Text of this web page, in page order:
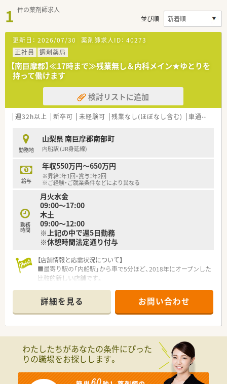
1 件の薬剤師求人
並び順
更新日： 2026/07/30 薬剤師求人ID： 40273
正社員
調剤薬局
【南巨摩郡】≪17時まで≫残業無し＆内科メイン★ゆとりを
持って働けます
検討リストに追加
週32h以上 新卒可 未経験可 残業なし(ほぼなし含む) 車通勤可
勤務地
山梨県 南巨摩郡南部町
内船駅 (JR身延線)
給与
年収550万円～650万円
※昇給：年1回・賞与：年2回
※ご経験・ご就業条件などにより異なる
勤務
時間
月火水金
09:00～17:00
木土
09:00～12:00
※上記の中で週5日勤務
※休憩時間法定通り付与
【店舗情報と応需状況について】
■最寄り駅の「内船駅」から車で5分ほど、2018年にオープンした
比較的新しい店舗です。
枚程度と落ち着いています。
■薬剤師は常勤1名とパート1名が在籍し、協力しながら業務に
あたっています。
■平日の開局時間は17時まで、木曜・土曜は12時までと、終業時
間が早いのが特徴です。
■法人全体の残業時間は月平均5時間から10時間程度と、非常に
■年間休日は114日から116日程度あり、夏季休暇（3日）や年末
詳細を見る お問い合わせ
わたしたちがあなたの条件にぴった
りの職場をお探しします。